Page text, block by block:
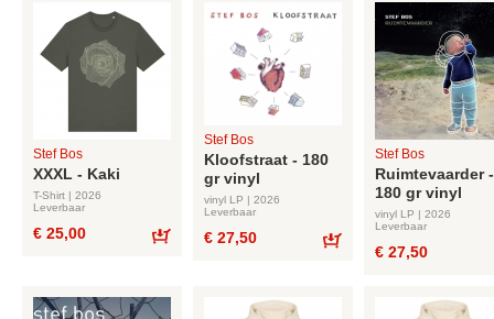
Stef Bos
XXXL - Kaki
T-Shirt | 2026
Leverbaar
€ 25,00
Stef Bos
Kloofstraat - 180
gr vinyl
vinyl LP | 2026
Leverbaar
€ 27,50
Stef Bos
Ruimtevaarder -
180 gr vinyl
vinyl LP | 2026
Leverbaar
€ 27,50